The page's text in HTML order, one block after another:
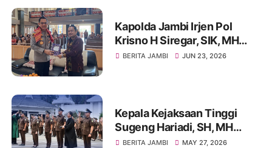
Kapolda Jambi Irjen Pol
Krisno H Siregar, SIK, MH
Kunjungi Gereja Batak Karo
BERITA JAMBI JUN 23, 2026
Kepala Kejaksaan Tinggi
Sugeng Hariadi, SH, MH
Lantik 170 ASN se-Wilayah
BERITA JAMBI MAY 27, 2026